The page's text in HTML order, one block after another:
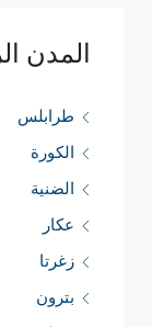
المدن
طرابلس
الكورة
الضنية
عكار
زغرتا
بترون